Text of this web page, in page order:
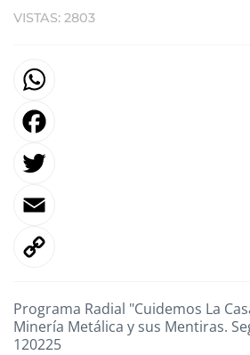
VISTAS: 2803
Programa Radial "Cuidemos La
Minería Metálica y sus Mentiras.
120225